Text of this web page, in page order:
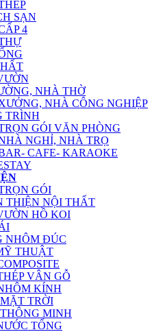
SẠN
4
NHÀ THỜ
NHÀ CÔNG NGHIỆP
TRÌNH
GÓI VĂN PHÒNG
NGHỈ, NHÀ TRỌ
CAFE- KARAOKE
GÓI
THIỆN NỘI THẤT
HỒ KOI
NHÔM ĐÚC
THUẬT
VÂN GỖ
KÍNH
TRỜI
MINH
TỔNG